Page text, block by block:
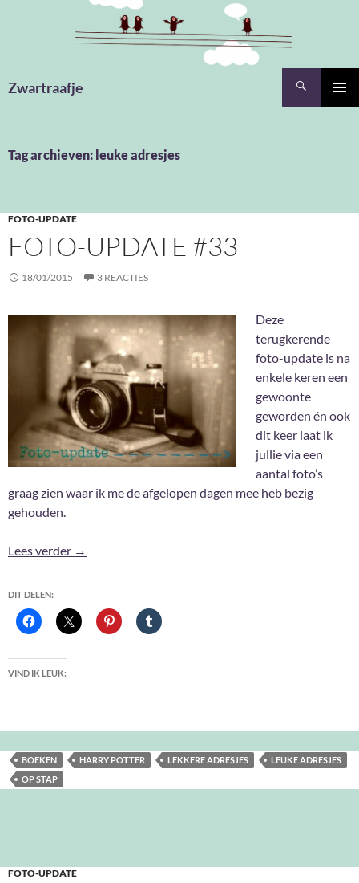
Zwartraafje
Tag archieven: leuke adresjes
FOTO-UPDATE
FOTO-UPDATE #33
18/01/2015 3 REACTIES
Deze
terugkerende
foto-update is na
enkele keren een
gewoonte
geworden én ook
dit keer laat ik
jullie via een
aantal foto’s
graag zien waar ik me de afgelopen dagen mee heb bezig
gehouden.
Lees verder Foto-update #33
→
DIT DELEN:
VIND IK LEUK:
BOEKEN HARRY POTTER LEKKERE ADRESJES
LEUKE ADRESJES
OP STAP
FOTO-UPDATE